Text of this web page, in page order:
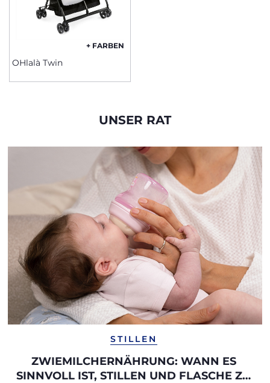
+ FARBEN
OHlalà Twin
UNSER RAT
STILLEN
ZWIEMILCHERNÄHRUNG: WANN ES
SINNVOLL IST, STILLEN UND FLASCHE ZU